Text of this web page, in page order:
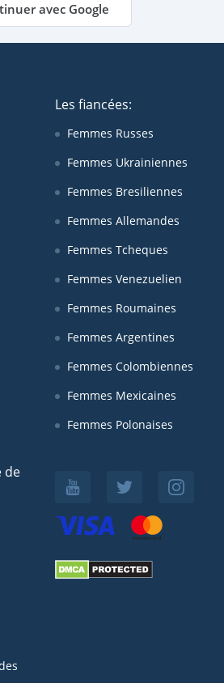
avec Google
Les fiancées:
Femmes Russes
Femmes Ukrainiennes
Femmes Bresiliennes
Femmes Allemandes
Femmes Tcheques
Femmes Venezuelien
Femmes Roumaines
Femmes Argentines
Femmes Colombiennes
Femmes Mexicaines
Femmes Polonaises
de